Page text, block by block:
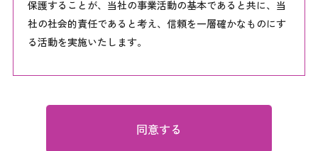
保護することが、当社の事業活動の基本であると共に、当
社の社会的責任であると考え、信頼を一層確かなものにす
る活動を実施いたします。
●個人情報保護についての取組み
同意する